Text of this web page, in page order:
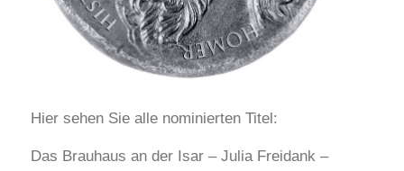
Hier sehen Sie alle nominierten Titel:
Das Brauhaus an der Isar – Julia Freidank –